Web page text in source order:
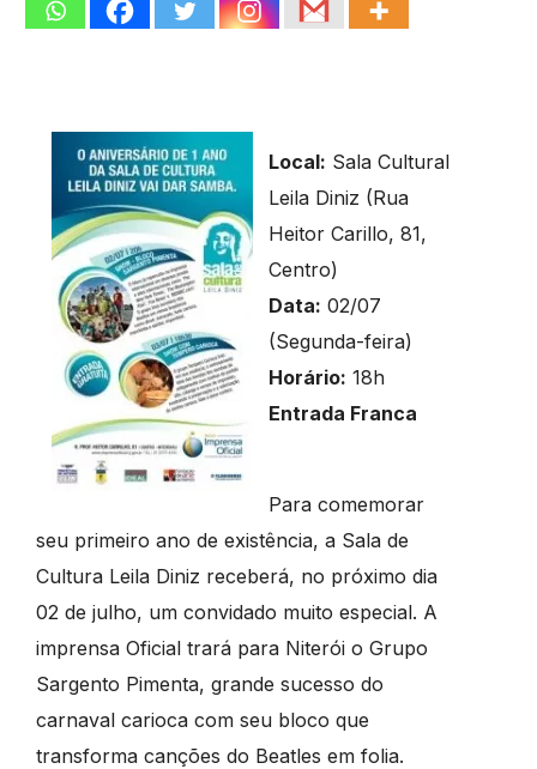
Local: Sala Cultural
Leila Diniz (Rua
Heitor Carillo, 81,
Centro)
Data: 02/07
(Segunda-feira)
Horário: 18h
Entrada Franca
Para comemorar
seu primeiro ano de existência, a Sala de
Cultura Leila Diniz receberá, no próximo dia
02 de julho, um convidado muito especial. A
imprensa Oficial trará para Niterói o Grupo
Sargento Pimenta, grande sucesso do
carnaval carioca com seu bloco que
transforma canções do Beatles em folia.